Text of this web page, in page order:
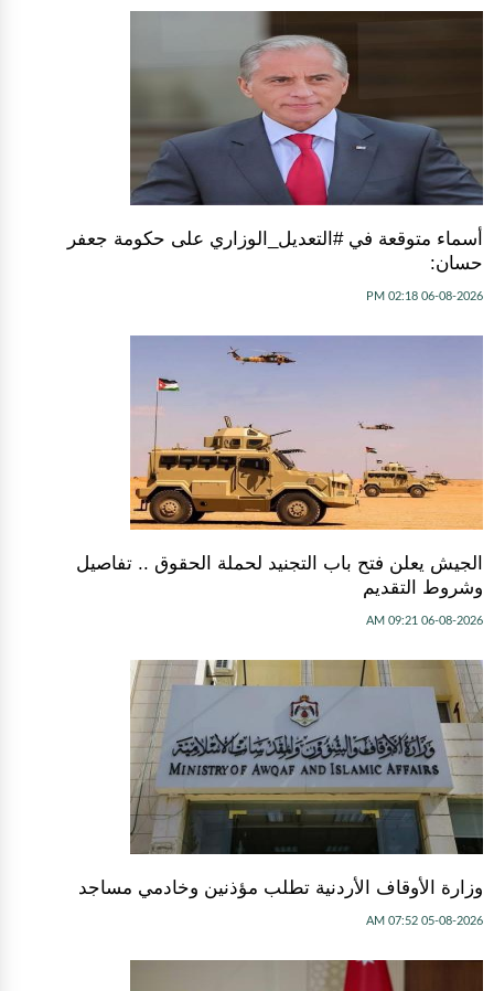
أسماء متوقعة في #التعديل_الوزاري على حكومة جعفر
حسان:
06-08-2026 02:18 PM
الجيش يعلن فتح باب التجنيد لحملة الحقوق .. تفاصيل
وشروط التقديم
06-08-2026 09:21 AM
وزارة الأوقاف الأردنية تطلب مؤذنين وخادمي مساجد
05-08-2026 07:52 AM